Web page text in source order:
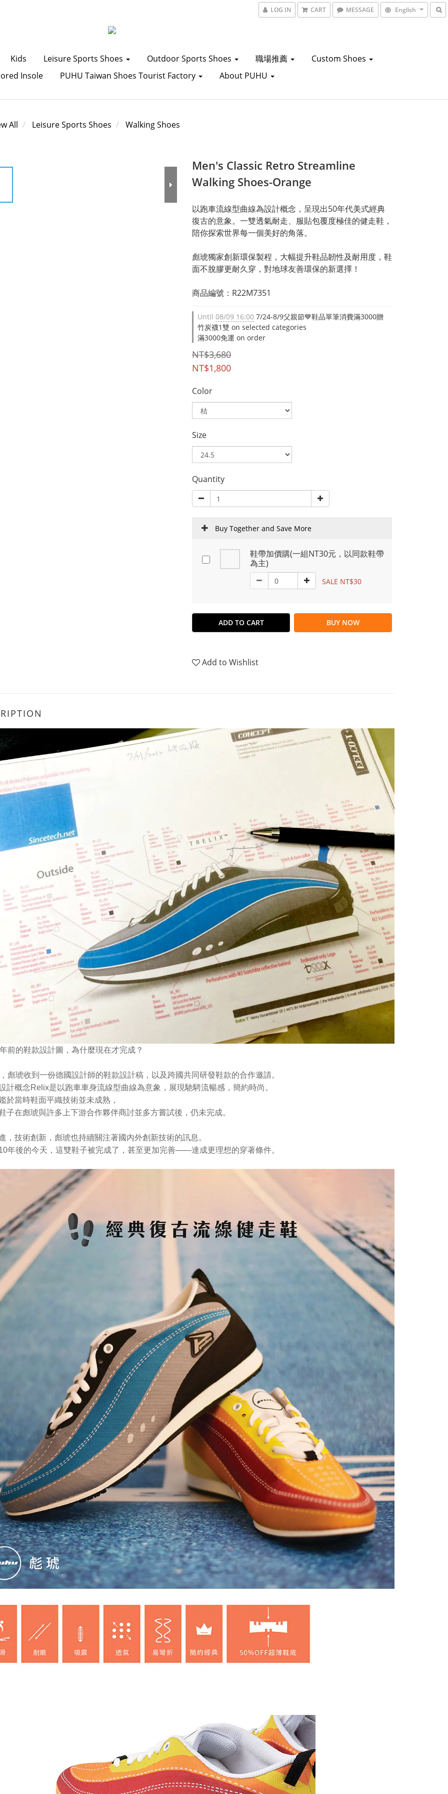
LOG IN CART MESSAGE English
Kids Leisure Sports Shoes Outdoor Sports Shoes 職場推薦
Custom Shoes
Insole
PUHU Taiwan Shoes Tourist Factory About PUHU
All Leisure Sports Shoes Walking Shoes
Men's Classic Retro Streamline
Walking Shoes-Orange
以跑車流線型曲線為設計概念，呈現出50年代美式經典
復古的意象。一雙透氣耐走、服貼包覆度極佳的健走鞋，
陪你探索世界每一個美好的角落。
彪琥獨家創新環保製程，大幅提升鞋品韌性及耐用度，鞋
面不脫膠更耐久穿，對地球友善環保的新選擇！
商品編號：R22M7351
Until 08/09 16:00 7/24-8/9父親節💙鞋品單筆消費滿3000贈
竹炭襪1雙 on selected categories
滿3000免運 on order
NT$3,680
NT$1,800
Color
Size
Quantity
Buy Together and Save More
鞋帶加價購(一組NT30元，以同款鞋帶
為主)
SALE NT$30
ADD TO CART BUY NOW
Add to Wishlist
前的鞋款設計圖，為什麼現在才完成？
彪琥收到一份德國設計師的鞋款設計稿，以及跨國共同研發鞋款的合作邀請。
計概念Relix是以跑車車身流線型曲線為意象，展現馳騁流暢感，簡約時尚。
於當時鞋面平織技術並未成熟，
子在彪琥與許多上下游合作夥伴商討並多方嘗試後，仍未完成。
，技術創新，彪琥也持續關注著國內外創新技術的訊息。
年後的今天，這雙鞋子被完成了，甚至更加完善——達成更理想的穿著條件。